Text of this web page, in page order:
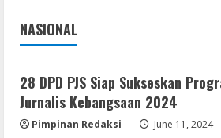
5
Serialers
[Latest] [x86-
August 7, 2026
NASIONAL
Jakarta
28 DPD PJS Siap Sukseskan
Jurnalis Kebangsaan 2024
Pimpinan Redaksi June 11, 2024